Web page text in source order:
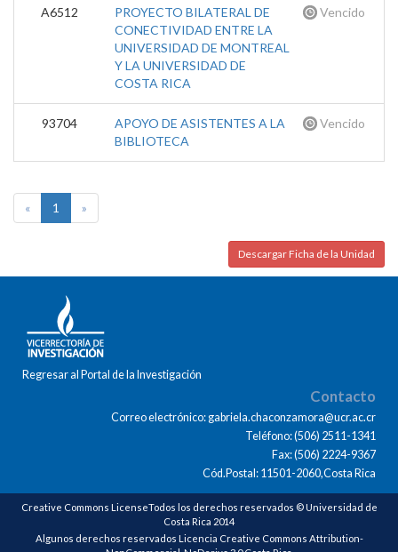
A6512
PROYECTO BILATERAL DE
CONECTIVIDAD ENTRE LA
UNIVERSIDAD DE MONTREAL
Y LA UNIVERSIDAD DE
COSTA RICA
Vencido
93704
APOYO DE ASISTENTES A LA
BIBLIOTECA
Vencido
« 1 »
Descargar Ficha de la Unidad
Regresar al Portal de la Investigación
Contacto
Correo electrónico: gabriela.chaconzamora@ucr.ac.cr
Teléfono: (506) 2511-1341
Fax: (506) 2224-9367
Cód.Postal: 11501-2060,Costa Rica
Creative Commons LicenseTodos los derechos reservados © Universidad de
Costa Rica 2014
Algunos derechos reservados Licencia Creative Commons Attribution-